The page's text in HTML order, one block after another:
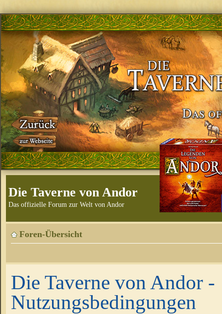
Die Taverne von Andor
Das offizielle Forum zur Welt von Andor
Foren-Übersicht
Die Taverne von Andor -
Nutzungsbedingungen